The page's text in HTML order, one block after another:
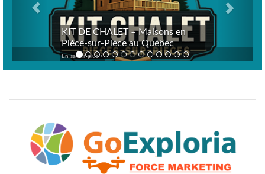
KIT DE CHALET – Maisons en
Pièce-sur-Pièce au Québec
En savoir plus >